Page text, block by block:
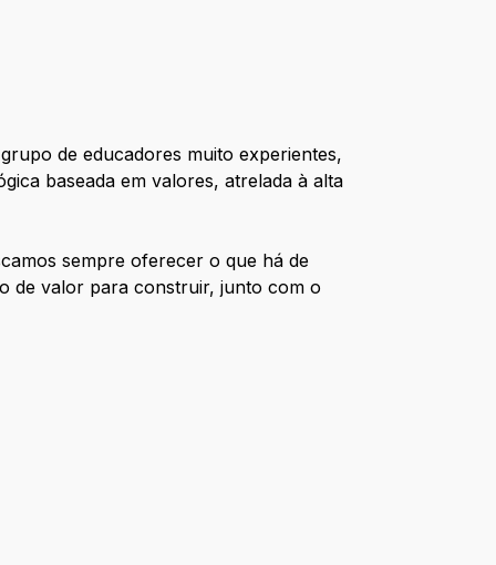
de educadores muito experientes,
baseada em valores, atrelada à alta
sempre oferecer o que há de
de valor para construir, junto com o